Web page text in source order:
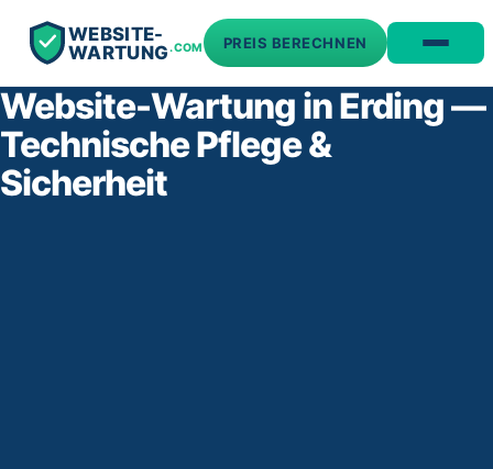
WEBSITE-
WARTUNG.COM PREIS BERECHNEN
Website-Wartung in Erding —
Technische Pflege &
Sicherheit